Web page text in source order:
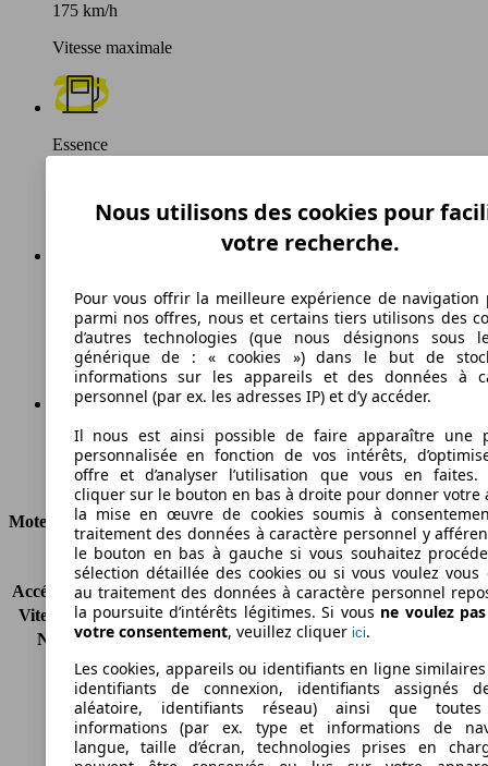
175 km/h
Vitesse maximale
Essence
114 g/km
Émissions de CO2 (combinées)*
Ø 4.9 l/100km
Consommation
Moteur et Puissance
KW (CH)
74 kW (100 PS)
Accélération (0-100 km/h) 13.2s
Vitesse maximale (km/h) 175 km/h
Nombre de vitesses
5
Couple
170 nm
Cylindrée
998 ccm
Carburant
Essence
Cylindres
Transmission
Boîte manuelle
Nous utilisons des cookies pour
votre recherche.
Pour vous offrir la meilleure expérience de navigation
parmi nos offres, nous et certains tiers utilisons des
d’autres technologies (que nous désignons sous
générique de : « cookies ») dans le but de
informations sur les appareils et des données à
personnel (par ex. les adresses IP) et d’y accéder.
Il nous est ainsi possible de faire apparaître une
personnalisée en fonction de vos intérêts,
offre et d’analyser l’utilisation que vous en faites.
cliquer sur le bouton en bas à droite pour donner votre
la mise en œuvre de cookies soumis à
traitement des données à caractère personnel y
le bouton en bas à gauche si vous souhaitez
sélection détaillée des cookies ou si vous voulez vous
au traitement des données à caractère personnel
la poursuite d’intérêts légitimes. Si vous ne voulez
votre consentement, veuillez cliquer ici.
Les cookies, appareils ou identifiants en ligne
identifiants de connexion, identifiants assignés
aléatoire, identifiants réseau) ainsi que
informations (par ex. type et informations de
langue, taille d’écran, technologies prises en